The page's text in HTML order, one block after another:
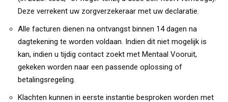
Deze verrekent uw zorgverzekeraar met uw declaratie.
Alle facturen dienen na ontvangst binnen 14 dagen na
dagtekening te worden voldaan. Indien dit niet mogelijk is
kan, indien u tijdig contact zoekt met Mentaal Vooruit,
gekeken worden naar een passende oplossing of
betalingsregeling.
Klachten kunnen in eerste instantie besproken worden met